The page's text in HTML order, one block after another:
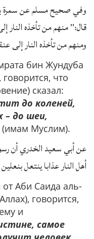
وفي صحيح مسلم عن سمرة
قال:" منهم من تأخذه النار
ومنهم من تأخذه النار إلى
бин Жундуба
что
сказал:
до коленей,
– до шеи,
(имам Муслим).
عن أبي سعيد الخدري أن
أهل النار عذابا ينتعل
Аби Саида аль-
говорится,
и
самое